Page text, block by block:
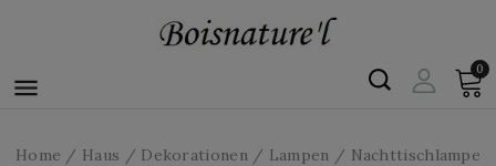

0
Home Haus Dekorationen Lampen
Nachttischlampe